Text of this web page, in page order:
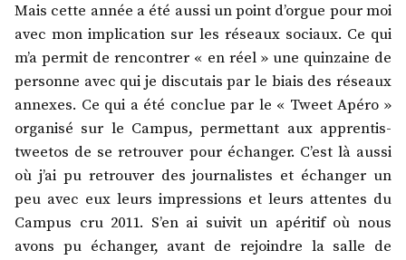
Mais cette année a été aussi un point d’orgue pour moi
avec mon implication sur les réseaux sociaux. Ce qui
m’a permit de rencontrer « en réel » une quinzaine de
personne avec qui je discutais par le biais des réseaux
annexes. Ce qui a été conclue par le « Tweet Apéro »
organisé sur le Campus, permettant aux apprentis-
tweetos de se retrouver pour échanger. C’est là aussi
où j’ai pu retrouver des journalistes et échanger un
peu avec eux leurs impressions et leurs attentes du
Campus cru 2011. S’en ai suivit un apéritif où nous
avons pu échanger, avant de rejoindre la salle de